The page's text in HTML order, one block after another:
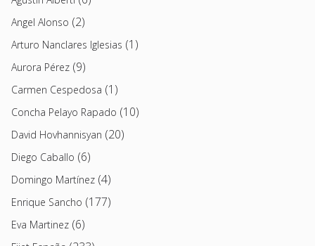
Angel Alonso (2)
Arturo Nanclares Iglesias (1)
Aurora Pérez (9)
Carmen Cespedosa (1)
Concha Pelayo Rapado (10)
David Hovhannisyan (20)
Diego Caballo (6)
Domingo Martínez (4)
Enrique Sancho (177)
Eva Martinez (6)